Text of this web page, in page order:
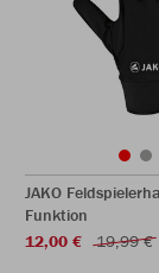
JAKO
Funktion
12,00 €
19,99 €